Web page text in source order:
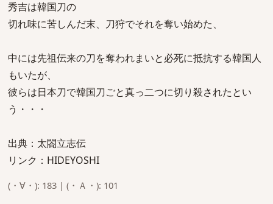
秀吉は韓国刀の
切れ味に苦しんだ末、刀狩でそれを奪い始めた、
中には先祖伝来の刀を奪われまいと必死に抵抗する韓国人
もいたが、
彼らは日本刀で韓国刀ごと真っ二つに切り殺されたとい
う・・・
出典：太閤立志伝
リンク：HIDEYOSHI
(・∀・): 183 | (・Ａ・): 101